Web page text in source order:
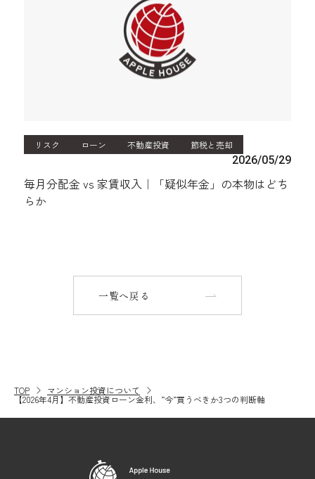
リスク ローン 不動産投資 節税と売却
2026/05/29
毎月分配金 vs 家賃収入｜「疑似年金」の本物はどち
らか
一覧へ戻る
TOP マンション投資について
【2026年4月】不動産投資ローン金利、”今”買うべきか3つの判断軸